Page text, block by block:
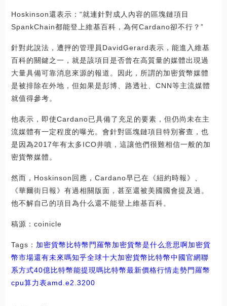
Hoskinson還表示：“就連針對成人內容的區塊鏈項目
SpankChain都能登上維基百科，為何Cardano卻不行？”
針對此說法，遭抨的管理員DavidGerard表示，能進入維基
百科的關鍵之一，就是該項目是否曾在高質量的媒體出現過
大量具備可靠消息來源的報道。因此，所謂的加密貨幣媒體
是被排除在外地，但如果是彭博、路透社、CNN等主流媒體
就值得參考。
他表示，即使Cardano已具備了充足的要素，但仍尚未在主
流媒體有一定程度的曝光。會針對區塊鏈項目特別審查，也
是因為2017年有太多ICO井噴，這讓他們很難相信一般的加
密貨幣媒體。
然而，Hoskinson回應，Cardano早已在《紐約時報》、
《華爾街日報》有過相關版面，甚至還被美國國會提及過。
他不解自己的項目為什么還不能登上維基百科。
稿源：coinicle
Tags： 加密貨幣 比特幣 門羅幣加密貨幣是什么意思啊加密貨
幣市場還有未來嗎知乎全球十大加密貨幣比特幣中國官網聯
系方式40億比特幣能提現嗎比特幣最新價格行情走勢門羅幣
cpu算力表amd.e2.3200